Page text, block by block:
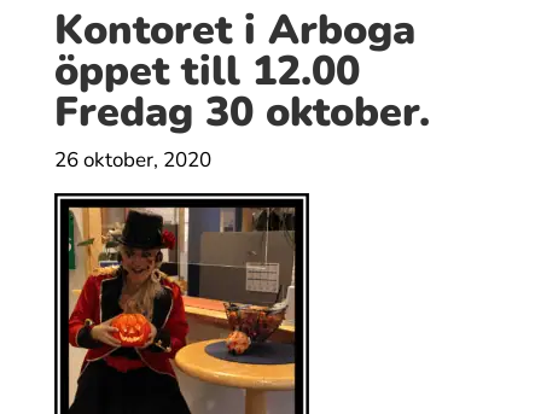
Kontoret i Arboga
öppet till 12.00
Fredag 30 oktober.
26 oktober, 2020